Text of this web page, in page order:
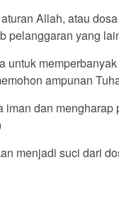
Allah, atau
pelanggaran yang
untuk
ampunan
dan
menjadi suci dari